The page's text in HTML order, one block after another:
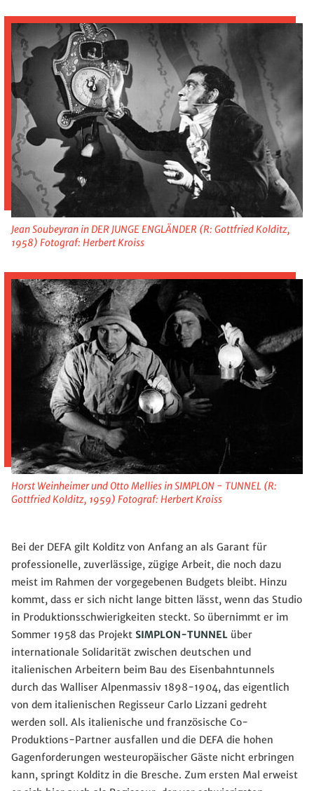
Jean Soubeyran in DER JUNGE ENGLÄNDER (R: Gottfried Kolditz,
1958) Fotograf: Herbert Kroiss
Horst Weinheimer und Otto Mellies in SIMPLON - TUNNEL (R:
Gottfried Kolditz, 1959) Fotograf: Herbert Kroiss
Bei der DEFA gilt Kolditz von Anfang an als Garant für
professionelle, zuverlässige, zügige Arbeit, die noch dazu
meist im Rahmen der vorgegebenen Budgets bleibt. Hinzu
kommt, dass er sich nicht lange bitten lässt, wenn das Studio
in Produktionsschwierigkeiten steckt. So übernimmt er im
Sommer 1958 das Projekt SIMPLON-TUNNEL über
internationale Solidarität zwischen deutschen und
italienischen Arbeitern beim Bau des Eisenbahntunnels
durch das Walliser Alpenmassiv 1898-1904, das eigentlich
von dem italienischen Regisseur Carlo Lizzani gedreht
werden soll. Als italienische und französische Co-
Produktions-Partner ausfallen und die DEFA die hohen
Gagenforderungen westeuropäischer Gäste nicht erbringen
kann, springt Kolditz in die Bresche. Zum ersten Mal erweist